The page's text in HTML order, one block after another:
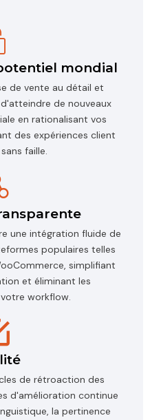
mondial
de vente au détail et
de nouveaux
en rationalisant vos
des expériences client
faille.
une intégration fluide de
populaires telles
simplifiant
et éliminant les
workflow.
de rétroaction des
d'amélioration continue
la pertinence